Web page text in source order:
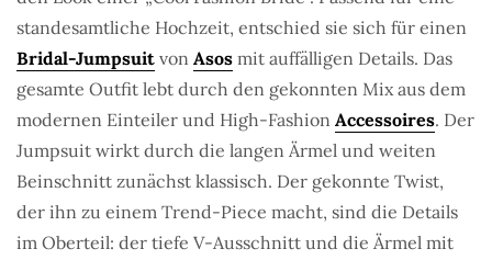
standesamtliche Hochzeit, entschied sie sich für einen
Bridal-Jumpsuit von Asos mit auffälligen Details. Das
gesamte Outfit lebt durch den gekonnten Mix aus dem
modernen Einteiler und High-Fashion Accessoires. Der
Jumpsuit wirkt durch die langen Ärmel und weiten
Beinschnitt zunächst klassisch. Der gekonnte Twist,
der ihn zu einem Trend-Piece macht, sind die Details
im Oberteil: der tiefe V-Ausschnitt und die Ärmel mit